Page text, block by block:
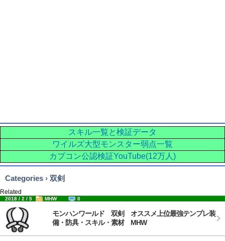
スキル一覧と検証データ
ワイルズ大型モンスター弱点一覧
カプコン公認検証YouTube(12万人)
Categories › 双剣
Related
2018 / 2 / 5 MHW 0
モンハンワールド 双剣 オススメ上位最強テンプレ装
備・防具・スキル・素材 MHW